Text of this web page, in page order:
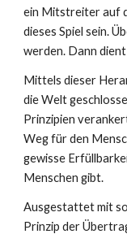
ein Mitstreiter auf
dieses Spiel sein.
werden. Dann
Mittels dieser
die Welt
Prinzipien
Weg für den
gewisse
Menschen gibt.
Ausgestattet mit
Prinzip der